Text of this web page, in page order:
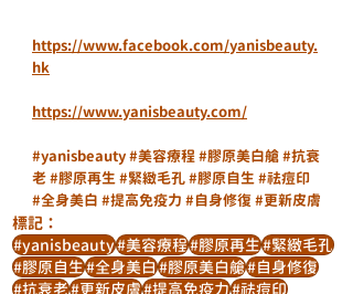
https://www.facebook.com/yanisbeauty.
hk
https://www.yanisbeauty.com/
#yanisbeauty#美容療程#膠原美白艙#抗衰
老#膠原再生#緊緻毛孔#膠原自生#祛痘印
#全身美白 #提高免疫力 #自身修復#更新皮膚
標記：
#yanisbeauty#美容療程#膠原再生#緊緻毛孔
#膠原自生#全身美白#膠原美白艙#自身修復
#抗衰老#更新皮膚#提高免疫力#祛痘印